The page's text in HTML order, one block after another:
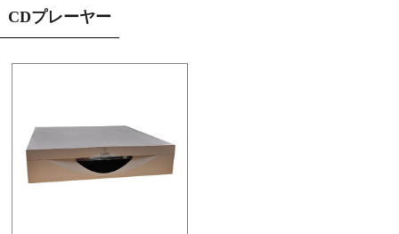
CDプレーヤー